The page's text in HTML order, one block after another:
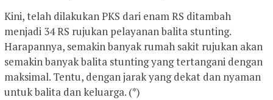
Kini, telah dilakukan PKS dari enam RS ditambah
menjadi 34 RS rujukan pelayanan balita stunting.
Harapannya, semakin banyak rumah sakit rujukan akan
semakin banyak balita stunting yang tertangani dengan
maksimal. Tentu, dengan jarak yang dekat dan nyaman
untuk balita dan keluarga. (*)